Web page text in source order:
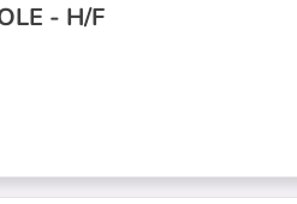
- H/F